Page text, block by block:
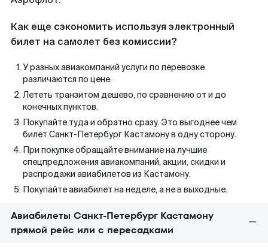
Как еще сэкономить используя электронный
билет на самолет без комиссии?
У разных авиакомпаний услуги по перевозке
различаются по цене.
Лететь транзитом дешево, по сравнению от и до
конечных пунктов.
Покупайте туда и обратно сразу. Это выгоднее чем
билет Санкт-Петербург Кастамону в одну сторону.
При покупке обращайте внимание на лучшие
спецпредложения авиакомпаний, акции, скидки и
распродажи авиабилетов из Кастамону.
Покупайте авиабилет на неделе, а не в выходные.
Авиабилеты Санкт-Петербург Кастамону
прямой рейс или с пересадками